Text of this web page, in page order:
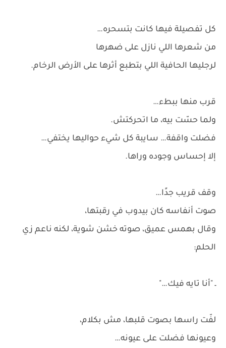
كل تفصيلة فيها كانت بتسحره…
من شعرها اللي نازل على ضهرها
لرجليها الحافية اللي بتطبع أثرها على الأرض الرخام.
قرب منها ببطء…
ولما حسّت بيه، ما اتحركتش.
فضلت واقفة… سايبة كل شيء حواليها يختفي…
إلا إحساس وجوده وراها.
وقف قريب جدًا…
صوت أنفاسه كان بيدوب في رقبتها،
وقال بهمس عميق، صوته خشن شوية، لكنه ناعم زي
الحلم:
ـ "أنا تايه فيك…"
لفّت راسها بصوت قلبها، مش بكلام،
وعيونها فضلت على عيونه…